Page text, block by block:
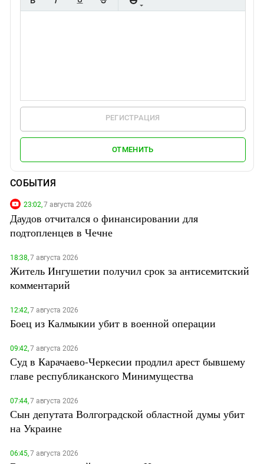
РЕГИСТРАЦИЯ
ОТМЕНИТЬ
СОБЫТИЯ
23:02,7 августа 2026
Даудов отчитался о финансировании для
подтопленцев в Чечне
18:38,7 августа 2026
Житель Ингушетии получил срок за антисемитский
комментарий
12:42,7 августа 2026
Боец из Калмыкии убит в военной операции
09:42,7 августа 2026
Суд в Карачаево-Черкесии продлил арест бывшему
главе республиканского Минимущества
07:44,7 августа 2026
Сын депутата Волгоградской областной думы убит
на Украине
06:45,7 августа 2026